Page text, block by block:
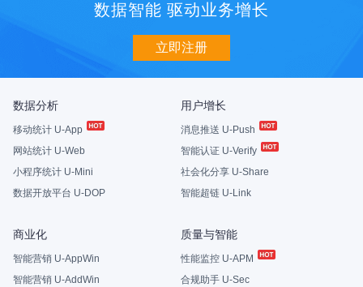
数据智能 驱动业务增长
立即注册
数据分析
移动统计 U-App
网站统计 U-Web
小程序统计 U-Mini
数据开放平台 U-DOP
用户增长
消息推送 U-Push
智能认证 U-Verify
社会化分享 U-Share
智能超链 U-Link
商业化
智能营销 U-AppWin
智能营销 U-AddWin
质量与智能
性能监控 U-APM
合规助手 U-Sec